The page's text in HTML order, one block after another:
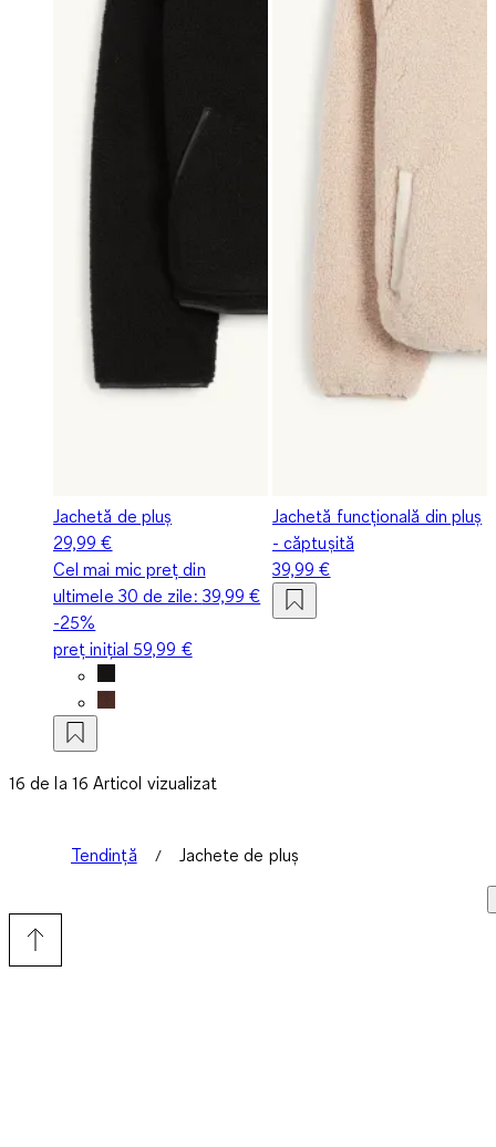
Jachetă de pluș
29,99 €
Cel mai mic preț din
ultimele 30 de zile: 39,99 €
-25%
preț inițial 59,99 €
Jachetă funcțională din pluș
- căptușită
39,99 €
16 de la 16 Articol vizualizat
Tendință Jachete de pluș